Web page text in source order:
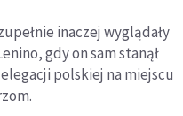
inaczej wyglądały
gdy on sam stanął
polskiej na miejscu